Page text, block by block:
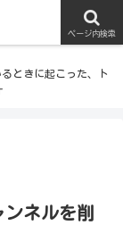
ときに起こった、ト
ンネルを削
ページ内検索